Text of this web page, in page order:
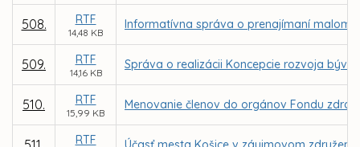
508. RTF
14,48 KB
Informatívna správa o prenajímaní
509. RTF
14,16 KB
Správa o realizácii Koncepcie rozvoja
510. RTF
15,99 KB
Menovanie členov do orgánov Fondu
RTF